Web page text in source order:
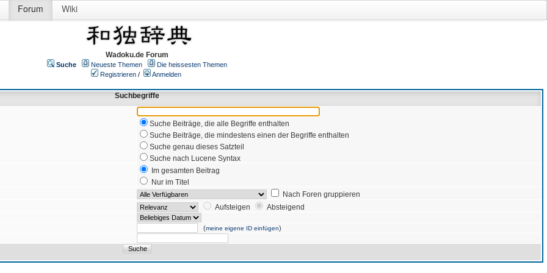
Forum Wiki
Wadoku.de Forum
Suche Neueste Themen
Die heissesten Themen
Registrieren /
Anmelden
Suchbegriffe
Suche Beiträge, die alle Begriffe enthalten
Suche Beiträge, die mindestens einen der Begriffe enthalten
Suche genau dieses Satzteil
Suche nach Lucene Syntax
Im gesamten Beitrag
Nur im Titel
Nach Foren gruppieren
Aufsteigen
Absteigend
(meine eigene ID einfügen)